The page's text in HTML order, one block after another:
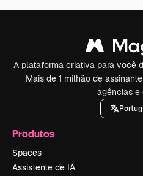
A plataforma criativa para você
Mais de 1 milhão de
agências e
Produtos
Spaces
Assistente de IA